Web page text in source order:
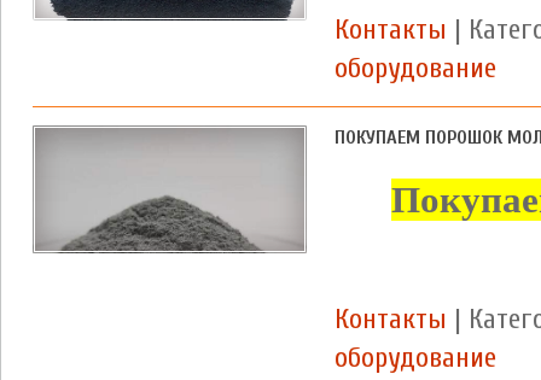
Контакты |
оборудование
ПОКУПАЕМ ПОРОШОК
Контакты |
оборудование